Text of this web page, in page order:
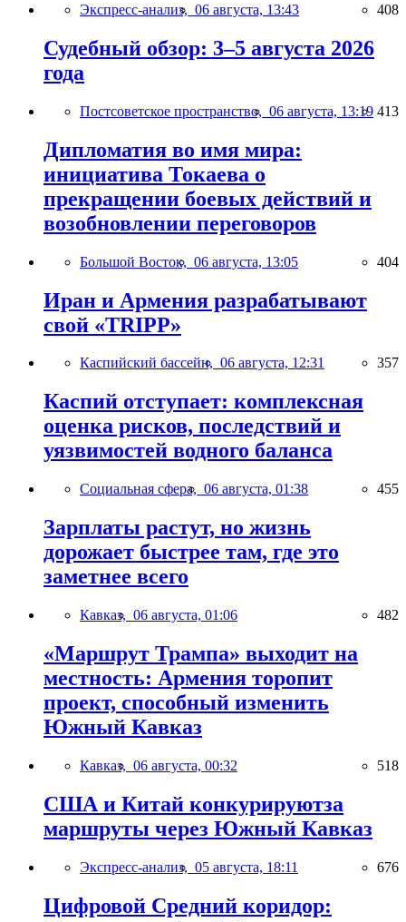
Экспресс-анализ, 06 августа, 13:43 408
Судебный обзор: 3–5 августа 2026
года
Постсоветское пространство, 06 августа, 13:19 413
Дипломатия во имя мира:
инициатива Токаева о
прекращении боевых действий и
возобновлении переговоров
Большой Восток, 06 августа, 13:05 404
Иран и Армения разрабатывают
свой «TRIPP»
Каспийский бассейн, 06 августа, 12:31 357
Каспий отступает: комплексная
оценка рисков, последствий и
уязвимостей водного баланса
Социальная сфера, 06 августа, 01:38 455
Зарплаты растут, но жизнь
дорожает быстрее там, где это
заметнее всего
Кавказ, 06 августа, 01:06 482
«Маршрут Трампа» выходит на
местность: Армения торопит
проект, способный изменить
Южный Кавказ
Кавказ, 06 августа, 00:32 518
США и Китай конкурируютза
маршруты через Южный Кавказ
Экспресс-анализ, 05 августа, 18:11 676
Цифровой Средний коридор: